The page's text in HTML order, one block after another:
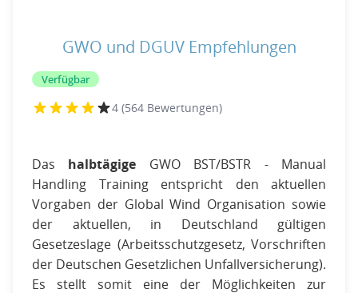
GWO und DGUV Empfehlungen
Verfügbar
4 (564 Bewertungen)
Das halbtägige GWO BST/BSTR - Manual
Handling Training entspricht den aktuellen
Vorgaben der Global Wind Organisation sowie
der aktuellen, in Deutschland gültigen
Gesetzeslage (Arbeitsschutzgesetz, Vorschriften
der Deutschen Gesetzlichen Unfallversicherung).
Es stellt somit eine der Möglichkeiten zur